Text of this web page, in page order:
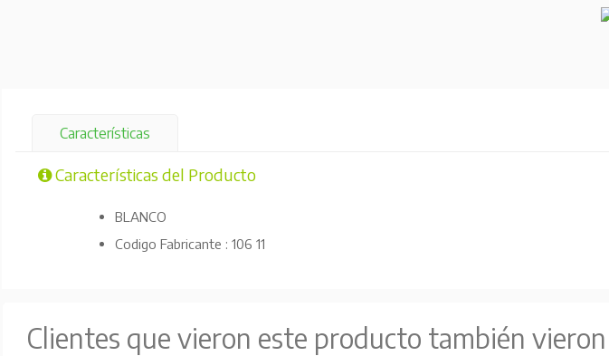
Características
Características del Producto
BLANCO
Codigo Fabricante : 106 11
Clientes que vieron este producto también vieron